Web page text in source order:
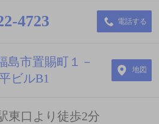
4723 電話する
島市置賜町１－
ビルB1
地図
東口より徒歩2分